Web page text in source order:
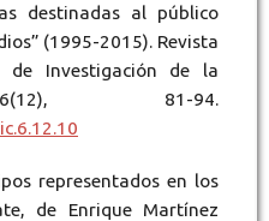
destinadas al público
(1995-2015). Revista
de Investigación de la
6(12), 81-94.
representados en los
de Enrique Martínez